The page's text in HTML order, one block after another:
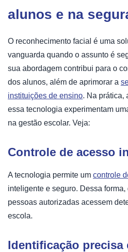
alunos e na
O reconhecimento facial é uma
vanguarda quando o assunto é
sua abordagem contribui para o
dos alunos, além de aprimorar a
instituições de ensino. Na prática,
essa tecnologia experimentam
na gestão escolar. Veja:
Controle de acesso
A tecnologia permite um controle
inteligente e seguro. Dessa
pessoas autorizadas acessem
escola.
Identificação precisa